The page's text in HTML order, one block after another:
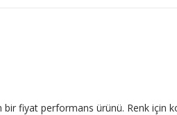
fiyat performans ürünü. Renk